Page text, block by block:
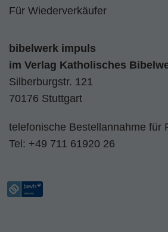
Für Wiederverkäufer
bibelwerk impuls
im Verlag Katholisches
Silberburgstr. 121
70176 Stuttgart
telefonische Bestellannahme für
Tel: +49 711 61920 26